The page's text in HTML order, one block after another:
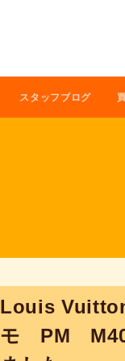
スタッフブログ
Louis
モ PM